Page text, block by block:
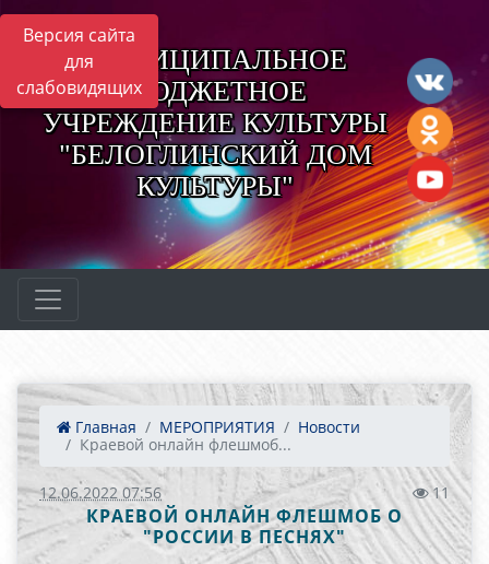
Версия сайта
для
слабовидящих
МУНИЦИПАЛЬНОЕ
БЮДЖЕТНОЕ
УЧРЕЖДЕНИЕ КУЛЬТУРЫ
"БЕЛОГЛИНСКИЙ ДОМ
КУЛЬТУРЫ"
Главная МЕРОПРИЯТИЯ
Новости
Краевой онлайн флешмоб...
12.06.2022 07:56 11
КРАЕВОЙ ОНЛАЙН ФЛЕШМОБ О
"РОССИИ В ПЕСНЯХ"